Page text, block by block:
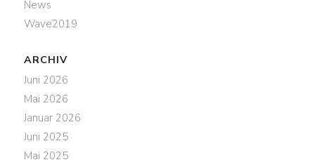
News
Wave2019
ARCHIV
Juni 2026
Mai 2026
Januar 2026
Juni 2025
Mai 2025